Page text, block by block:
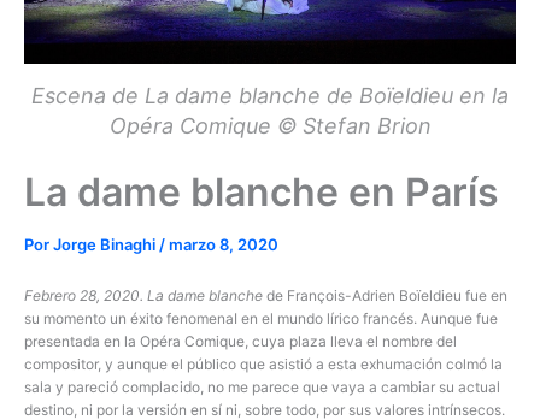
Escena de La dame blanche de Boïeldieu en la
Opéra Comique © Stefan Brion
La dame blanche en París
PorJorge Binaghi /marzo 8, 2020
Febrero 28, 2020. La dame blanche de François-Adrien Boïeldieu fue en
su momento un éxito fenomenaI en el mundo lírico francés. Aunque fue
presentada en la Opéra Comique, cuya plaza lleva el nombre del
compositor, y aunque el público que asistió a esta exhumación colmó la
sala y pareció complacido, no me parece que vaya a cambiar su actual
destino, ni por la versión en sí ni, sobre todo, por sus valores intrínsecos.